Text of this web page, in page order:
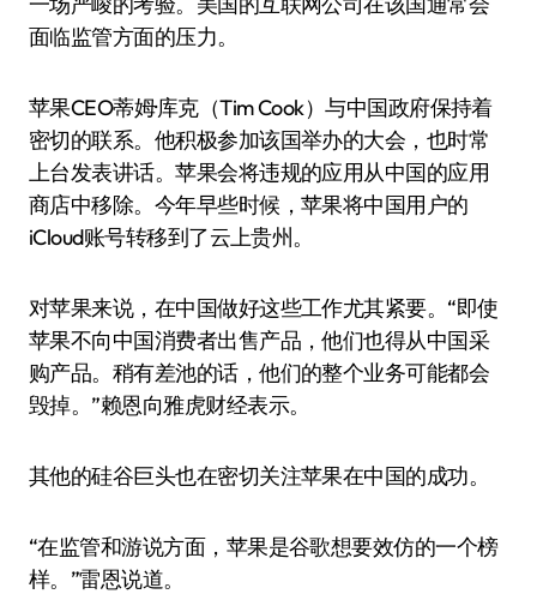
面临监管方面的压力。
苹果CEO蒂姆·库克（Tim Cook）与中国政府保持着
密切的联系。他积极参加该国举办的大会，也时常
上台发表讲话。苹果会将违规的应用从中国的应用
商店中移除。今年早些时候，苹果将中国用户的
iCloud账号转移到了云上贵州。
对苹果来说，在中国做好这些工作尤其紧要。“即使
苹果不向中国消费者出售产品，他们也得从中国采
购产品。稍有差池的话，他们的整个业务可能都会
毁掉。”赖恩向雅虎财经表示。
其他的硅谷巨头也在密切关注苹果在中国的成功。
“在监管和游说方面，苹果是谷歌想要效仿的一个榜
样。”雷恩说道。